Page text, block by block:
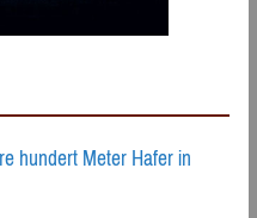
hundert Meter Hafer in